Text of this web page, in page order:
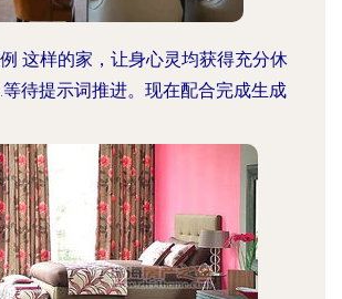
这样的家，让身心灵均获得充分休
待提示词推进。现在配合完成生成